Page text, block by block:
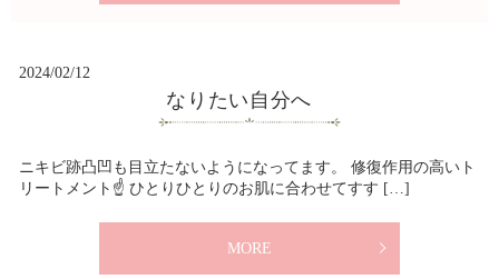
2024/02/12
なりたい自分へ
ニキビ跡凸凹も目立たないようになってます。 修復作用の高いト
リートメント☝️ ひとりひとりのお肌に合わせてすす […]
MORE